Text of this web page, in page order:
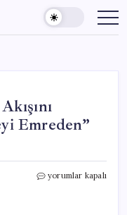
Emreden”
Conkbayırı’nda
yorumlar kapalı